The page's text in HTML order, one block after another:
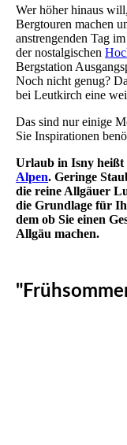
Wer höher hinaus
Bergtouren machen
anstrengenden Tag im
der nostalgischen
Bergstation
Noch nicht genug?
bei Leutkirch eine
Das sind nur einige
Sie Inspirationen
Urlaub in Isny heißt
Alpen. Geringe
die reine Allgäuer
die Grundlage für
dem ob Sie einen
Allgäu machen.